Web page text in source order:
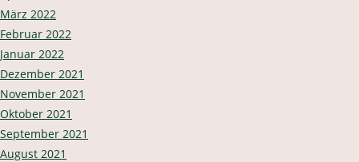
März 2022
Februar 2022
Januar 2022
Dezember 2021
November 2021
Oktober 2021
September 2021
August 2021